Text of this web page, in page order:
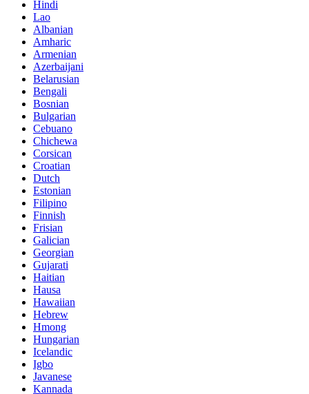
Hindi
Lao
Albanian
Amharic
Armenian
Azerbaijani
Belarusian
Bengali
Bosnian
Bulgarian
Cebuano
Chichewa
Corsican
Croatian
Dutch
Estonian
Filipino
Finnish
Frisian
Galician
Georgian
Gujarati
Haitian
Hausa
Hawaiian
Hebrew
Hmong
Hungarian
Icelandic
Igbo
Javanese
Kannada